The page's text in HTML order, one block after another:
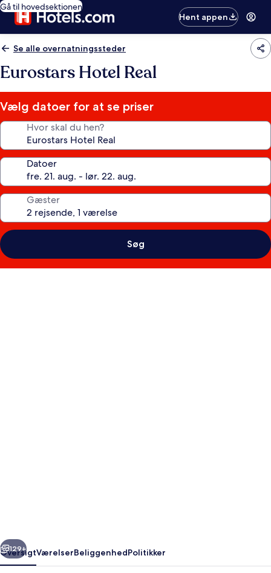
Gå til hovedsektionen
Hent appen
Se alle overnatningssteder
Eurostars Hotel Real
Vælg datoer for at se priser
Hvor skal du hen?
Datoer
Gæster
Søg
Næste
129+
OversigtVærelserBeliggenhedPolitikker